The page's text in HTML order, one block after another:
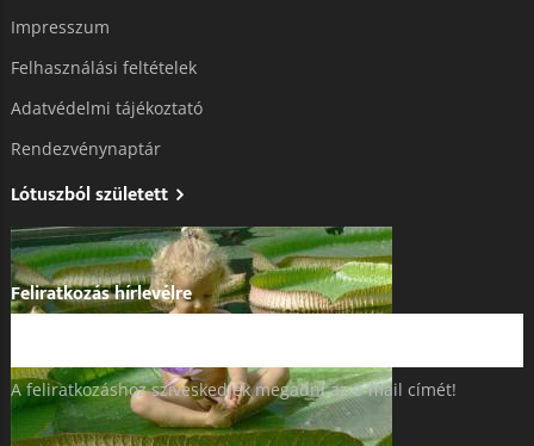
Impresszum
Felhasználási feltételek
Adatvédelmi tájékoztató​
Rendezvénynaptár
Lótuszból született
Feliratkozás hírlevélre
A feliratkozáshoz szíveskedjék megadni az e-mail címét!